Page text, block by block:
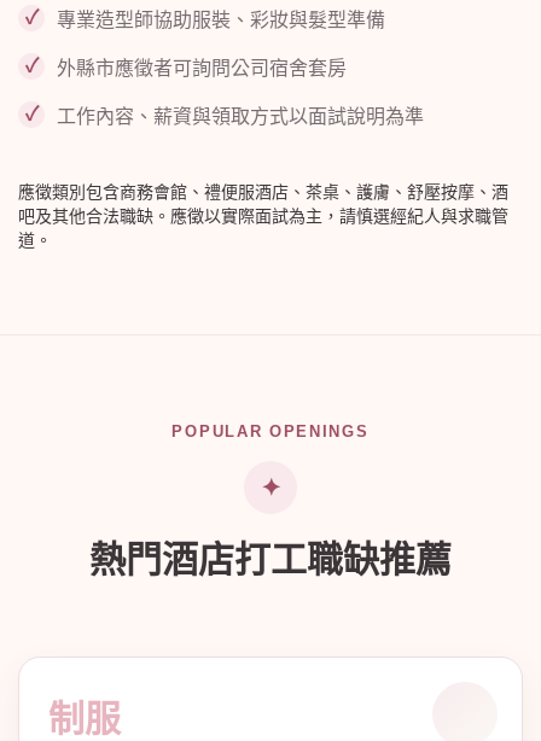
專業造型師協助服裝、彩妝與髮型準備
外縣市應徵者可詢問公司宿舍套房
工作內容、薪資與領取方式以面試說明為準
應徵類別包含商務會館、禮便服酒店、茶桌、護膚、舒壓按摩、酒
吧及其他合法職缺。應徵以實際面試為主，請慎選經紀人與求職管
道。
POPULAR OPENINGS
熱門酒店打工職缺推薦
制服